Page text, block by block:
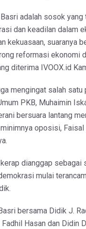
adalah sosok
dan keadilan dalam
kekuasaan, suaranya
reformasi ekonomi
diterima IVOOX.id
mengingat salah
PKB, Muhaimin
bersuara lantang
oposisi, Faisal
dianggap sebagai
mulai
bersama Didik J.
Hasan dan Didin